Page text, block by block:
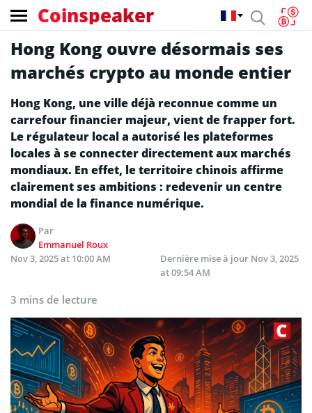
Coinspeaker
Hong Kong ouvre désormais ses
marchés crypto au monde entier
Hong Kong, une ville déjà reconnue comme un
carrefour financier majeur, vient de frapper fort.
Le régulateur local a autorisé les plateformes
locales à se connecter directement aux marchés
mondiaux. En effet, le territoire chinois affirme
clairement ses ambitions : redevenir un centre
mondial de la finance numérique.
Par
Emmanuel Roux
Nov 3, 2025 at 10:00 AM
Dernière mise à jour Nov 3, 2025
at 09:54 AM
3 mins de lecture